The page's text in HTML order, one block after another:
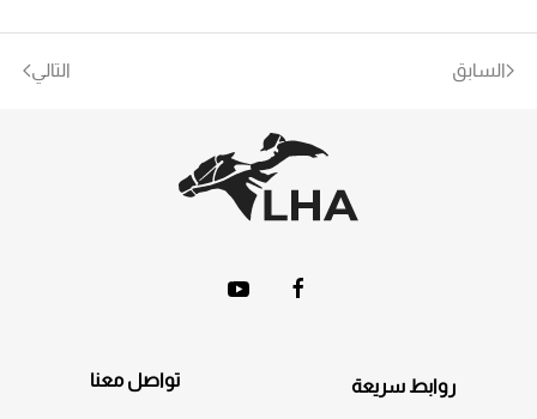
السابق التالي
روابط سريعة تواصل معنا